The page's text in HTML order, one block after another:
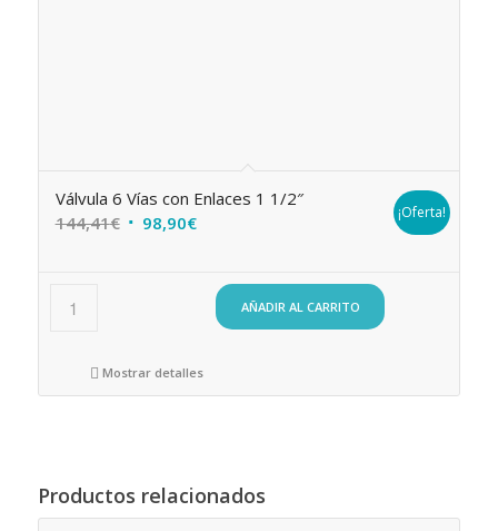
Válvula 6 Vías con Enlaces 1 1/2″
144,41€ El 98,90€El
es:
98,90€.
¡Oferta!
AÑADIR AL CARRITO
Mostrar detalles
Productos relacionados